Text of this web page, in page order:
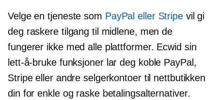
Velge en tjeneste som PayPal eller Stripevil gi
deg raskere tilgang til midlene, men de
fungerer ikke med alle plattformer. Ecwid sin
lett-å-brukefunksjoner lar deg koble PayPal,
Stripe eller andre selgerkontoer til nettbutikken
din for enkle og raske betalingsalternativer.